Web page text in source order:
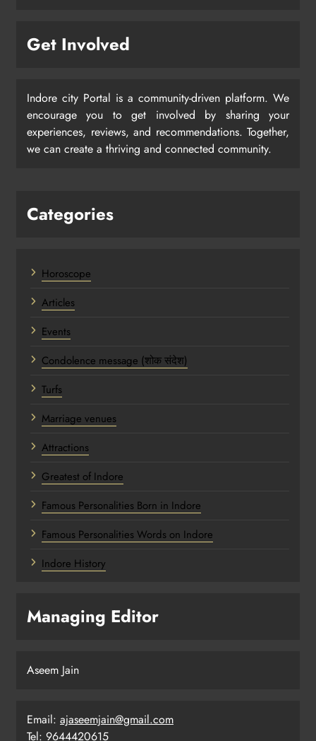
Get Involved
Indore city Portal is a community-driven platform. We
encourage you to get involved by sharing your
experiences, reviews, and recommendations. Together,
we can create a thriving and connected community.
Categories
Horoscope
Articles
Events
Condolence message (शोक संदेश)
Turfs
Marriage venues
Attractions
Greatest of Indore
Famous Personalities Born in Indore
Famous Personalities Words on Indore
Indore History
Managing Editor
Aseem Jain
Email: ajaseemjain@gmail.com
Tel: 9644420615